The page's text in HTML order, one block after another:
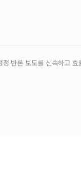
‧반론 보도를 신속하고